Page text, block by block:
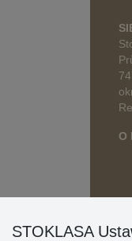
O
STOKLASA